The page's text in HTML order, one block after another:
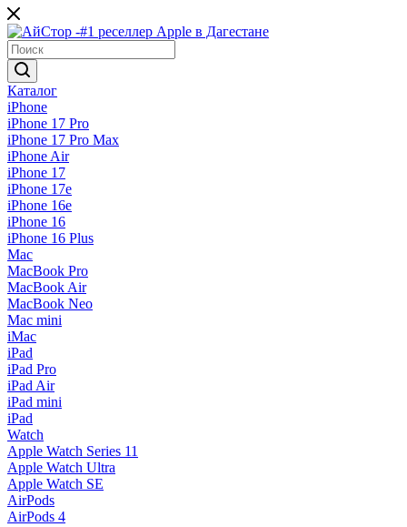
Каталог
iPhone
iPhone 17 Pro
iPhone 17 Pro Max
iPhone Air
iPhone 17
iPhone 17e
iPhone 16e
iPhone 16
iPhone 16 Plus
Mac
MacBook Pro
MacBook Air
MacBook Neo
Mac mini
iMac
iPad
iPad Pro
iPad Air
iPad mini
iPad
Watch
Apple Watch Series 11
Apple Watch Ultra
Apple Watch SE
AirPods
AirPods 4